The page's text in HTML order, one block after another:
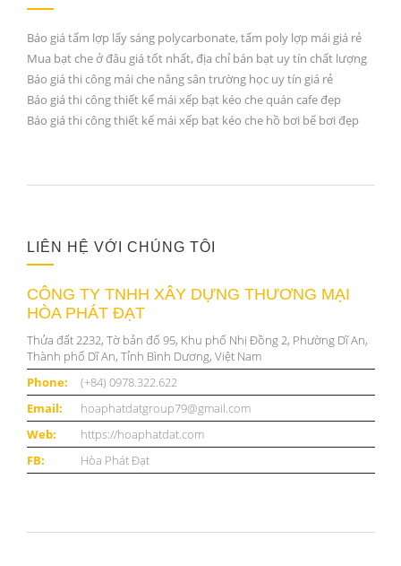
Báo giá tấm lợp lấy sáng polycarbonate, tấm poly lợp mái giá rẻ
Mua bạt che ở đâu giá tốt nhất, địa chỉ bán bạt uy tín chất lượng
Báo giá thi công mái che nắng sân trường học uy tín giá rẻ
Báo giá thi công thiết kế mái xếp bạt kéo che quán cafe đẹp
Báo giá thi công thiết kế mái xếp bạt kéo che hồ bơi bể bơi đẹp
LIÊN HỆ VỚI CHÚNG TÔI
CÔNG TY TNHH XÂY DỰNG THƯƠNG MẠI
HÒA PHÁT ĐẠT
Thửa đất 2232, Tờ bản đố 95, Khu phố Nhị Đồng 2, Phường Dĩ An,
Thành phố Dĩ An, Tỉnh Bình Dương, Việt Nam
Phone:
(+84) 0978.322.622
Email:
hoaphatdatgroup79@gmail.com
Web:
https://hoaphatdat.com
FB:
Hòa Phát Đạt